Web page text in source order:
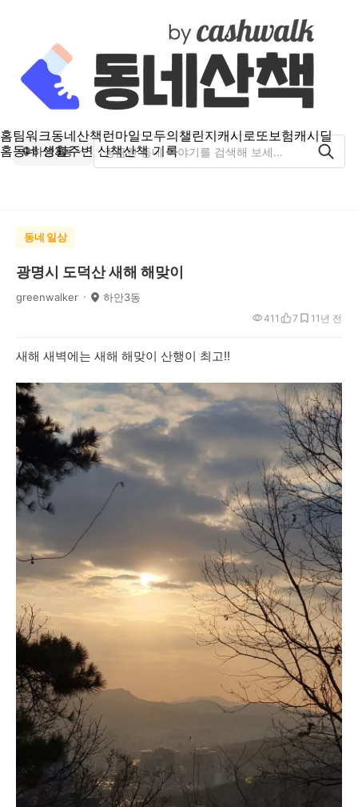
홈팀워크동네산책런마일모두의챌린지캐시로또보험캐시딜
홈동네 생활주변 산책산책 기록
하안3동
동네 일상
광명시 도덕산 새해 해맞이
greenwalker 하안3동
1년 전
411 7 1
새해 새벽에는 새해 해맞이 산행이 최고!!